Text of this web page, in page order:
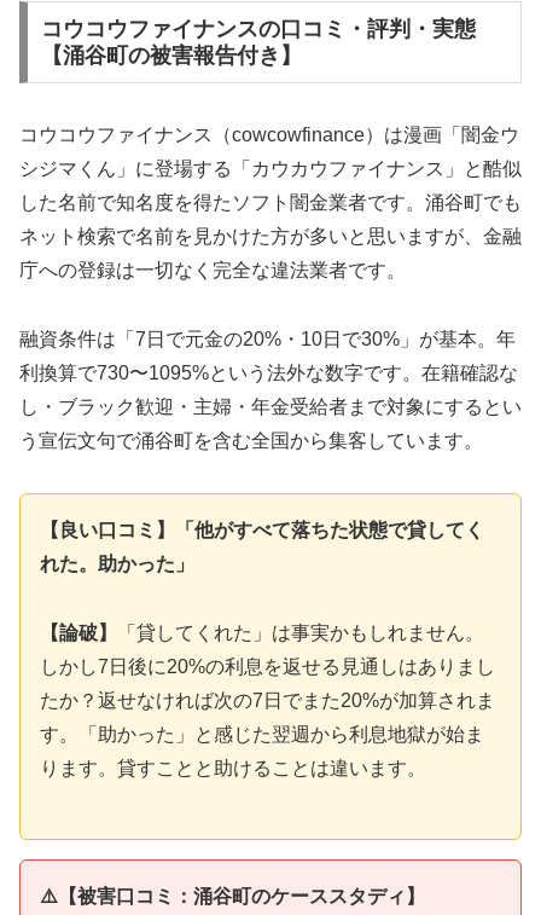
コウコウファイナンスの口コミ・評判・実態
【涌谷町の被害報告付き】
コウコウファイナンス（cowcowfinance）は漫画「闇金ウ
シジマくん」に登場する「カウカウファイナンス」と酷似
した名前で知名度を得たソフト闇金業者です。涌谷町でも
ネット検索で名前を見かけた方が多いと思いますが、金融
庁への登録は一切なく完全な違法業者です。
融資条件は「7日で元金の20%・10日で30%」が基本。年
利換算で730〜1095%という法外な数字です。在籍確認な
し・ブラック歓迎・主婦・年金受給者まで対象にするとい
う宣伝文句で涌谷町を含む全国から集客しています。
【良い口コミ】「他がすべて落ちた状態で貸してく
れた。助かった」
【論破】
「貸してくれた」は事実かもしれません。
しかし7日後に20%の利息を返せる見通しはありまし
たか？返せなければ次の7日でまた20%が加算されま
す。「助かった」と感じた翌週から利息地獄が始ま
ります。貸すことと助けることは違います。
⚠️【被害口コミ：涌谷町のケーススタディ】